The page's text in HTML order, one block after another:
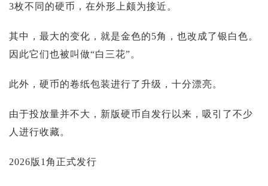
3枚不同的硬币，在外形上颇为接近。
其中，最大的变化，就是金色的5角，也改成了银白色。
因此它们也被叫做“白三花”。
此外，硬币的卷纸包装进行了升级，十分漂亮。
由于投放量并不大，新版硬币自发行以来，吸引了不少
人进行收藏。
2026版1角正式发行